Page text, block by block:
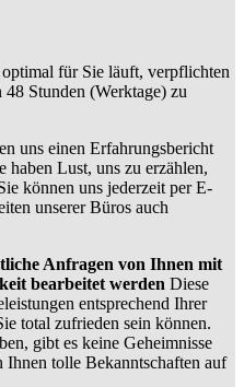
für Sie läuft, verpflichten
Stunden (Werktage) zu
uns einen Erfahrungsbericht
haben Lust, uns zu erzählen,
können uns jederzeit per E-
unserer Büros auch
Anfragen von Ihnen mit
bearbeitet werden Diese
entsprechend Ihrer
total zufrieden sein können.
gibt es keine Geheimnisse
tolle Bekanntschaften auf